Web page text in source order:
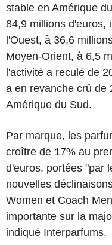
stable en Amérique
84,9 millions d'euros,
l'Ouest, à 36,6
Moyen-Orient, à 6,5
l'activité a reculé de
a en revanche crû de
Amérique du Sud.
Par marque, les
croître de 17% au
d'euros, portées "par
nouvelles
Women et Coach
importante sur la
indiqué Interparfums.